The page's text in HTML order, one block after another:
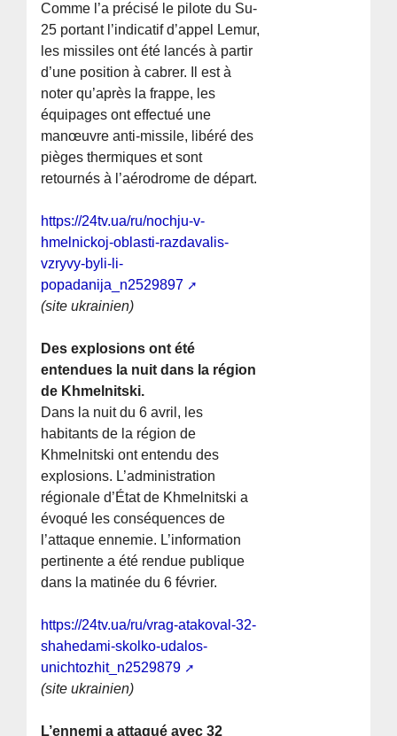
Comme l’a précisé le pilote du Su-
25 portant l’indicatif d’appel Lemur,
les missiles ont été lancés à partir
d’une position à cabrer. Il est à
noter qu’après la frappe, les
équipages ont effectué une
manœuvre anti-missile, libéré des
pièges thermiques et sont
retournés à l’aérodrome de départ.
https://24tv.ua/ru/nochju-v-
hmelnickoj-oblasti-razdavalis-
vzryvy-byli-li-
popadanija_n2529897
(site ukrainien)
Des explosions ont été
entendues la nuit dans la région
de Khmelnitski.
Dans la nuit du 6 avril, les
habitants de la région de
Khmelnitski ont entendu des
explosions. L’administration
régionale d’État de Khmelnitski a
évoqué les conséquences de
l’attaque ennemie. L’information
pertinente a été rendue publique
dans la matinée du 6 février.
https://24tv.ua/ru/vrag-atakoval-32-
shahedami-skolko-udalos-
unichtozhit_n2529879
(site ukrainien)
L’ennemi a attaqué avec 32